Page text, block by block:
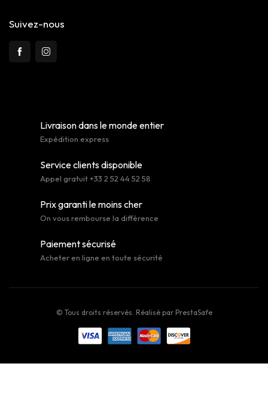
Suivez-nous
Livraison dans le monde entier
Expédition express
Service clients disponible
Appel gratuit +33 2 52 44 52 58
Prix garanti le moins cher
On vous rembourse la différence
Paiement sécurisé
Acheter en ligne en toute sécurité
© Tous droits réservés. Réalisé par PrestaSafe